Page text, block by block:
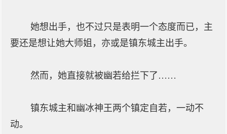
她想出手，也不过只是表明一个态度而已，主
要还是想让她大师姐，亦或是镇东城主出手。
然而，她直接就被幽若给拦下了……
镇东城主和幽冰神王两个镇定自若，一动不
动。